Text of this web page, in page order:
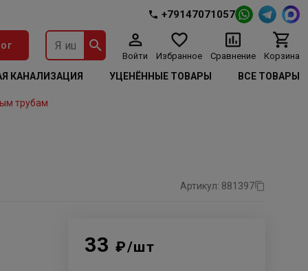
+79147071057
Войти Избранное Сравнение Корзина
КАНАЛИЗАЦИЯ УЦЕНЁННЫЕ ТОВАРЫ ВСЕ ТОВАРЫ
трубам
Артикул: 881397
33₽/шт